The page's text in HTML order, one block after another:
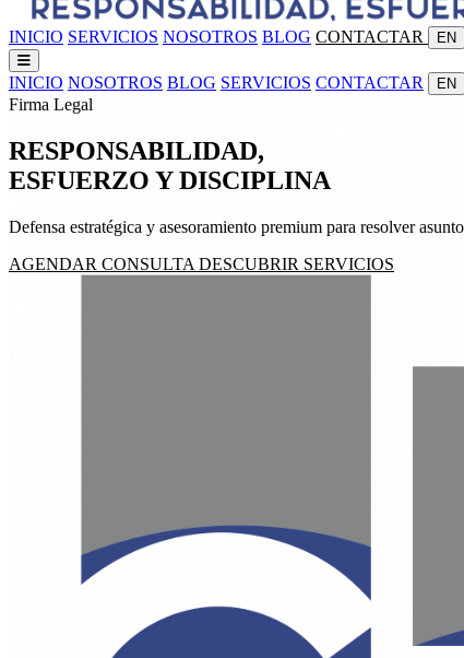
INICIO SERVICIOS NOSOTROS BLOG CONTACTAR EN
INICIO NOSOTROS BLOG SERVICIOS CONTACTAR EN
Firma Legal
RESPONSABILIDAD,
ESFUERZO YDISCIPLINA
Defensa estratégica y asesoramiento premium para resolver
AGENDAR CONSULTA DESCUBRIR SERVICIOS